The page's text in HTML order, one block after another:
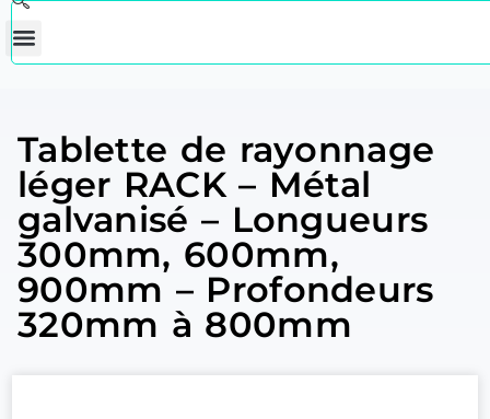
Tablette de rayonnage
léger RACK – Métal
galvanisé – Longueurs
300mm, 600mm,
900mm – Profondeurs
320mm à 800mm